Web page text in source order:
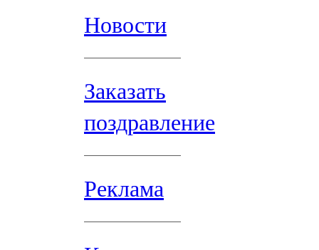
Новости
Заказать
поздравление
Реклама